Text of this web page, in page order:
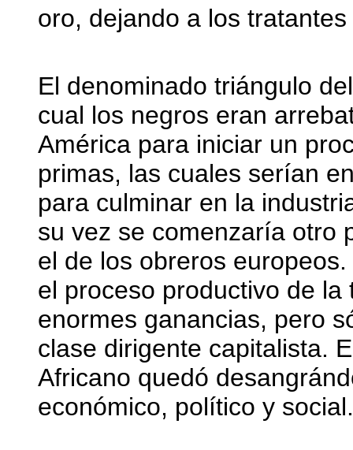
oro, dejando a los tratantes
El denominado triángulo
cual los negros eran
América para iniciar un
primas, las cuales serían
para culminar en la
su vez se comenzaría otro
el de los obreros
el proceso productivo de
enormes ganancias, pero
clase dirigente capitalista.
Africano quedó
económico, político y social.